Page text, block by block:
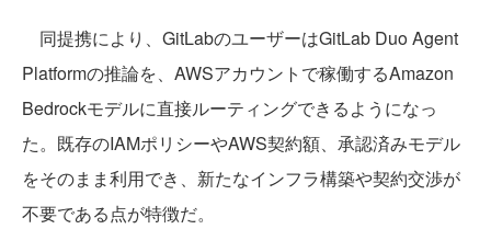
同提携により、GitLabのユーザーはGitLab Duo Agent
Platformの推論を、AWSアカウントで稼働するAmazon
Bedrockモデルに直接ルーティングできるようになっ
た。既存のIAMポリシーやAWS契約額、承認済みモデル
をそのまま利用でき、新たなインフラ構築や契約交渉が
不要である点が特徴だ。